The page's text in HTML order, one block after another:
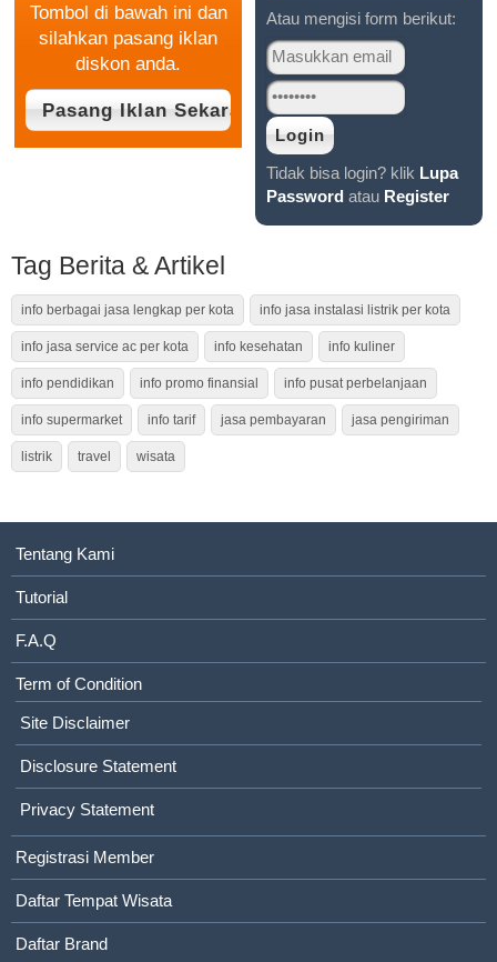
Tombol di bawah ini dan
silahkan pasang iklan
diskon anda.
Atau mengisi form berikut:
Tidak bisa login? klik Lupa
Password atau Register
Tag Berita & Artikel
info berbagai jasa lengkap per kota info jasa instalasi listrik per kota
info jasa service ac per kota info kesehatan info kuliner
info pendidikan info promo finansial info pusat perbelanjaan
info supermarket info tarif jasa pembayaran jasa pengiriman
listrik travel wisata
Tentang Kami
Tutorial
F.A.Q
Term of Condition
Site Disclaimer
Disclosure Statement
Privacy Statement
Registrasi Member
Daftar Tempat Wisata
Daftar Brand